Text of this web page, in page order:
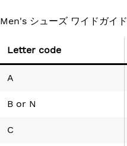
Men's シューズ ワイドガイド
Letter code
A
B or N
C